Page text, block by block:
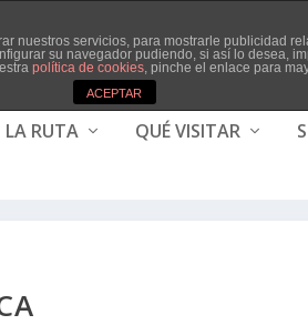
LA RUTA QUÉ VISITAR
nuestros servicios, para mostrarle publicidad
su navegador pudiendo, si así lo desea,
política de cookies, pinche el enlace para
ACEPTAR